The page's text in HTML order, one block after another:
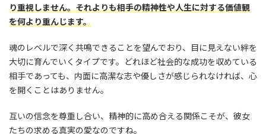
り重視しません。それよりも相手の精神性や人生に対する価値観
を何より重んじます。
魂のレベルで深く共鳴できることを望んでおり、目に見えない絆を
大切に育んでいくタイプです。どれほど社会的な成功を収めている
相手であっても、内面に高潔な志や優しさが感じられなければ、心
を開くことはありません。
互いの信念を尊重し合い、精神的に高め合える関係こそが、彼女
たちの求める真実の愛なのですね。